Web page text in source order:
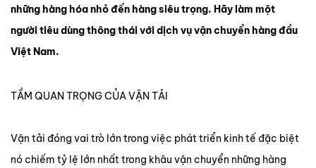
những hàng hóa nhỏ đến hàng siêu trọng. Hãy làm một
người tiêu dùng thông thái với dịch vụ vận chuyển hàng đầu
Việt Nam.
TẦM QUAN TRỌNG CỦA VẬN TẢI
Vận tải đóng vai trò lớn trong việc phát triển kinh tế đặc biệt
nó chiếm tỷ lệ lớn nhất trong khâu vận chuyển những hàng